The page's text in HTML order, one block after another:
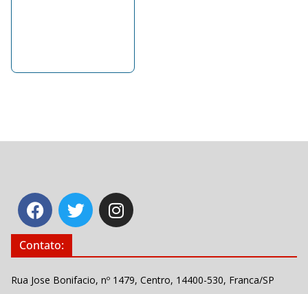
Contato:
Rua Jose Bonifacio, nº 1479, Centro, 14400-530, Franca/SP